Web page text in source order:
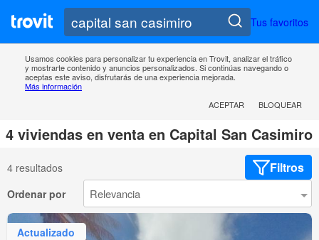
Tus favoritos
Usamos cookies para personalizar tu experiencia en Trovit, analizar el tráfico
y mostrarte contenido y anuncios personalizados. Si continúas navegando o
aceptas este aviso, disfrutarás de una experiencia mejorada.
Más información
ACEPTAR
BLOQUEAR
4 viviendas en venta en Capital San Casimiro
4 resultados Filtros
Ordenar por
Actualizado